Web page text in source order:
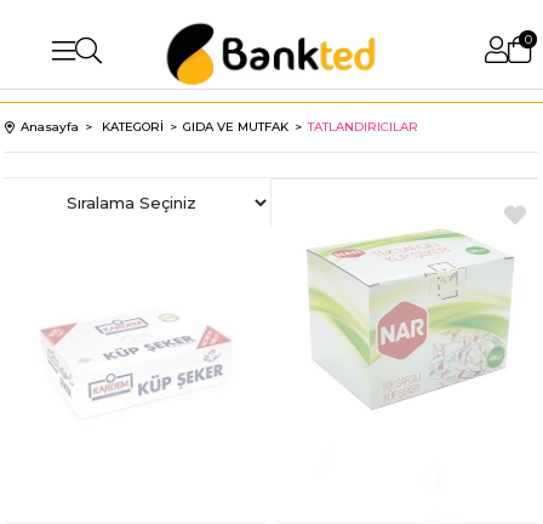
0
Anasayfa KATEGORİ GIDA VE MUTFAK TATLANDIRICILAR